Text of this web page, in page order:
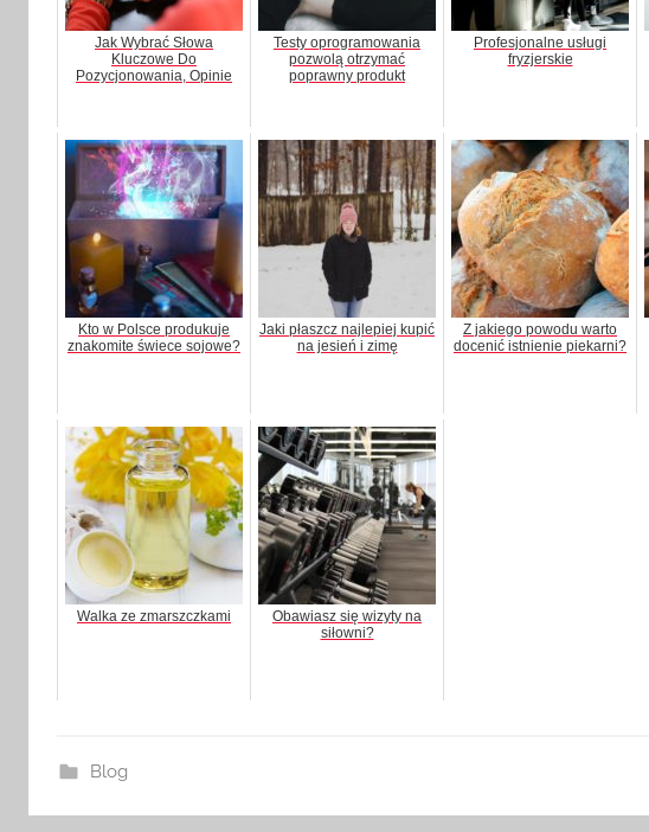
Jak Wybrać Słowa
Kluczowe Do
Pozycjonowania, Opinie
Testy oprogramowania
pozwolą otrzymać
poprawny produkt
Profesjonalne usługi
fryzjerskie
Kto w Polsce produkuje
znakomite świece sojowe?
Jaki płaszcz najlepiej kupić
na jesień i zimę
Z jakiego powodu warto
docenić istnienie piekarni?
Walka ze zmarszczkami
Obawiasz się wizyty na
siłowni?
Blog